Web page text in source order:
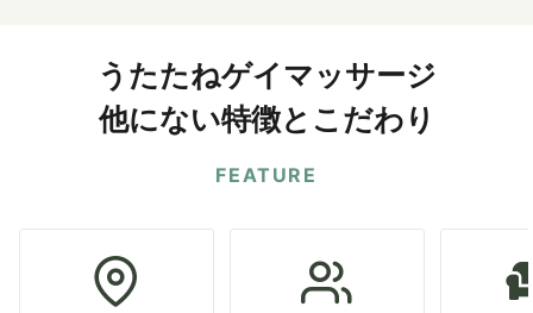
うたたねゲイマッサージ
他にない特徴とこだわり
FEATURE